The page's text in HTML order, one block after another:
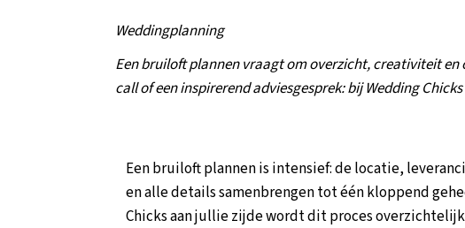
Weddingplanning
Een bruiloft plannen vraagt om overzicht, creativiteit
call of een inspirerend adviesgesprek: bij Wedding
Een bruiloft plannen is intensief: de locatie,
en alle details samenbrengen tot één kloppend
Chicks aan jullie zijde wordt dit proces